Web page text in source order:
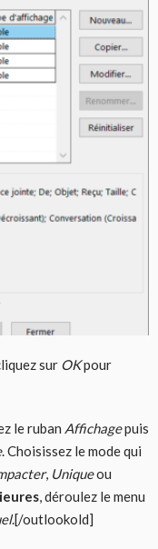
sur OKpour
le ruban Affichagepuis
. Choisissez le mode qui
, Uniqueou
, déroulez le menu
.[/outlookold]